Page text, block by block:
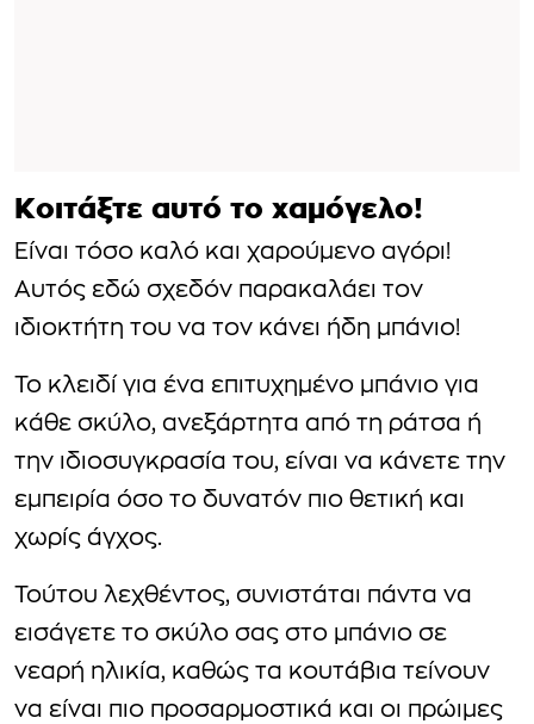
Κοιτάξτε αυτό το χαμόγελο!
Είναι τόσο καλό και χαρούμενο αγόρι!
Αυτός εδώ σχεδόν παρακαλάει τον
ιδιοκτήτη του να τον κάνει ήδη μπάνιο!
Το κλειδί για ένα επιτυχημένο μπάνιο για
κάθε σκύλο, ανεξάρτητα από τη ράτσα ή
την ιδιοσυγκρασία του, είναι να κάνετε την
εμπειρία όσο το δυνατόν πιο θετική και
χωρίς άγχος.
Τούτου λεχθέντος, συνιστάται πάντα να
εισάγετε το σκύλο σας στο μπάνιο σε
νεαρή ηλικία, καθώς τα κουτάβια τείνουν
να είναι πιο προσαρμοστικά και οι πρώιμες